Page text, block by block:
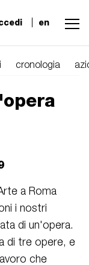
en
cronologia
a Roma
i nostri
di un'opera.
di tre opere, e
che